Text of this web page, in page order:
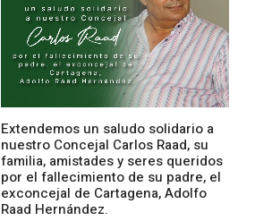
Extendemos un saludo solidario a
nuestro Concejal Carlos Raad, su
familia, amistades y seres queridos
por el fallecimiento de su padre, el
exconcejal de Cartagena, Adolfo
Raad Hernández.